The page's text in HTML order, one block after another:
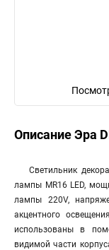
Описание Эра
Светильник
лампы MR16 LED,
лампы 220V,
акцентного
использованы в
видимой части